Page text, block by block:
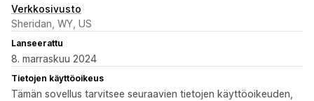
Verkkosivusto
Sheridan, WY, US
Lanseerattu
8. marraskuu 2024
Tietojen käyttöoikeus
Tämän sovellus tarvitsee seuraavien tietojen käyttöoikeuden,